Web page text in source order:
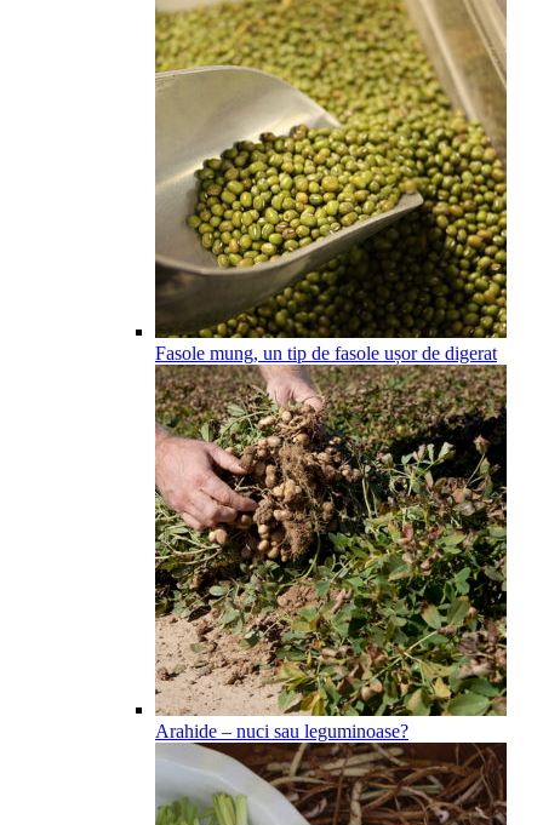
Fasole mung, un tip de fasole ușor de digerat
Arahide – nuci sau leguminoase?